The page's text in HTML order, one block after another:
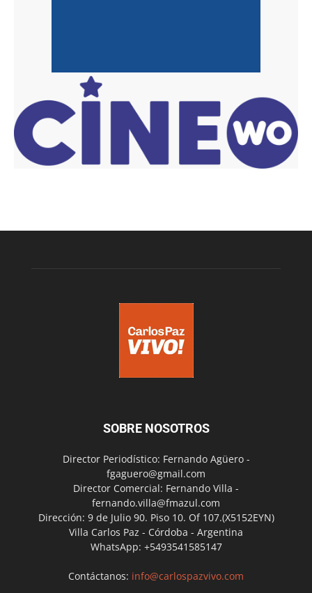
SOBRE NOSOTROS
Director Periodístico: Fernando Agüero -
fgaguero@gmail.com
Director Comercial: Fernando Villa -
fernando.villa@fmazul.com
Dirección: 9 de Julio 90. Piso 10. Of 107.(X5152EYN)
Villa Carlos Paz - Córdoba - Argentina
WhatsApp: +5493541585147
Contáctanos: info@carlospazvivo.com